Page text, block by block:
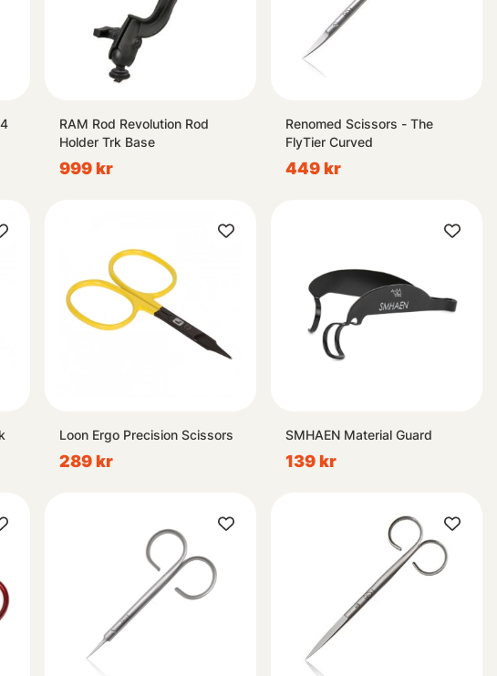
RAM Rod Revolution Rod
Holder Trk Base
999 kr
Renomed Scissors - The
FlyTier Curved
449 kr
Loon Ergo Precision Scissors
289 kr
SMHAEN Material Guard
139 kr